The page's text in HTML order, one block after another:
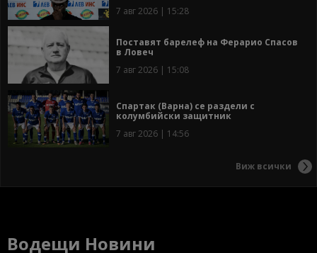
7 авг 2026 | 15:28
Поставят барелеф на Ферарио Спасов
в Ловеч
7 авг 2026 | 15:08
Спартак (Варна) се раздели с
колумбийски защитник
7 авг 2026 | 14:56
Виж всички
Водещи Новини